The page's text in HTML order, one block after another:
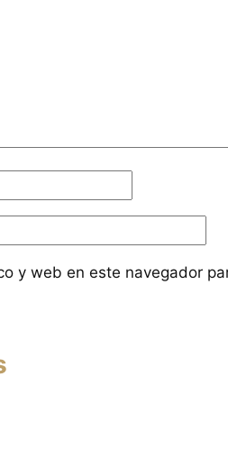
y web en este navegador